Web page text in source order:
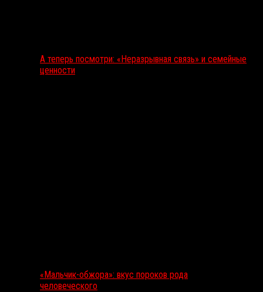
А теперь посмотри: «Неразрывная связь» и семейные
ценности
«Мальчик-обжора»: вкус пороков рода
человеческого